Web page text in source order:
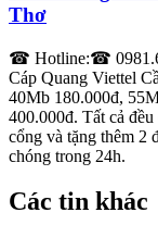
Thơ
☎ Hotline:☎
Cáp Quang Viettel
40Mb 180.000đ,
400.000đ. Tất cả
cổng và tặng thêm 2
chóng trong 24h.
Các tin khác